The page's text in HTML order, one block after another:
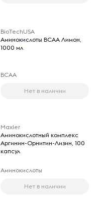
BioTechUSA
Аминокислоты BCAA Лимон,
1000 мл
BCAA
Нет в наличии
Maxler
Аминокислотный комплекс
Аргинин-Орнитин-Лизин, 100
капсул
Аминокислоты
Нет в наличии